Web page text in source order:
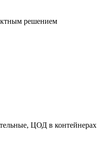
решением
ЦОД в